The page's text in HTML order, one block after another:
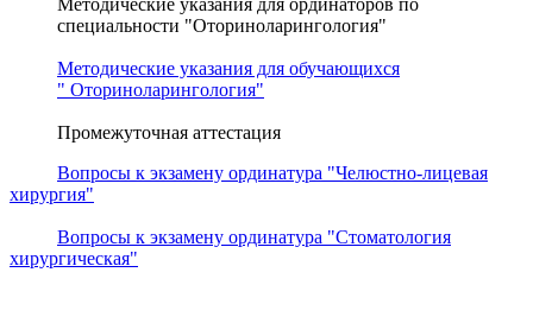
специальности "Оториноларингология"
Методические указания для обучающихся
" Оториноларингология"
Промежуточная аттестация
Вопросы к экзамену ординатура "Челюстно-лицевая
хирургия"
Вопросы к экзамену ординатура "Стоматология
хирургическая"